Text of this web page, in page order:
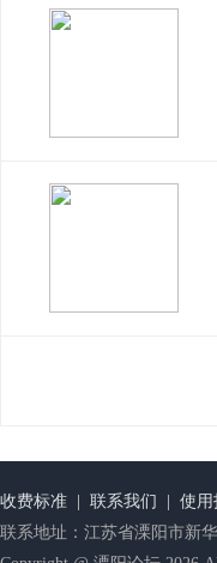
收费标准 联系我们 使用
联系地址：江苏省溧阳市新